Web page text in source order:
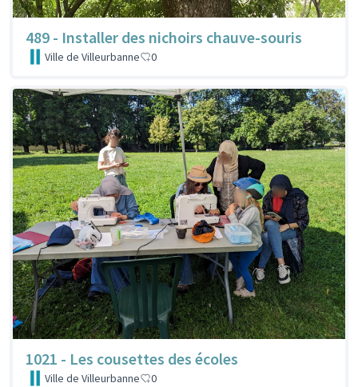
489 - Installer des nichoirs chauve-souris
Ville de Villeurbanne 0
1021 - Les cousettes des écoles
Ville de Villeurbanne 0